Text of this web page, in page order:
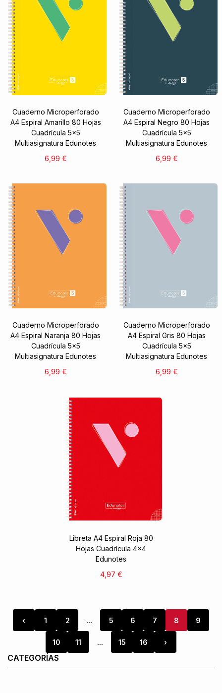
Cuaderno Microperforado
A4 Espiral Amarillo 80 Hojas
Cuadrícula 5x5
Multiasignatura Edunotes
6,99 €
Cuaderno Microperforado
A4 Espiral Negro 80 Hojas
Cuadrícula 5x5
Multiasignatura Edunotes
6,99 €
Cuaderno Microperforado
A4 Espiral Naranja 80 Hojas
Cuadrícula 5x5
Multiasignatura Edunotes
6,99 €
Cuaderno Microperforado
A4 Espiral Gris 80 Hojas
Cuadrícula 5x5
Multiasignatura Edunotes
6,99 €
Libreta A4 Espiral Roja 80
Hojas Cuadrícula 4x4
Edunotes
4,97 €
‹ 1 2 ... 5 6 7 8 9
10 11 ... 15 16 ›
CATEGORÍAS